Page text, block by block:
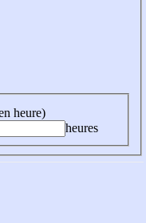
heure)
heures